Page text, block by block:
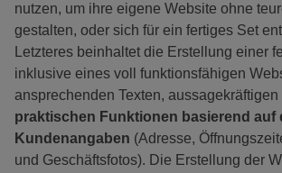
nutzen, um ihre eigene Website ohne
gestalten, oder sich für ein fertiges Set
Letzteres beinhaltet die Erstellung einer
inklusive eines voll funktionsfähigen
ansprechenden Texten, aussagekräftigen
praktischen Funktionen basierend auf
Kundenangaben (Adresse,
und Geschäftsfotos). Die Erstellung der